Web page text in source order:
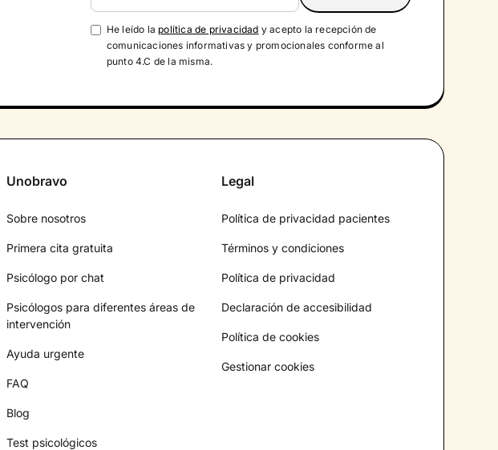
He leído la política de privacidad y acepto la recepción de
comunicaciones informativas y promocionales conforme al
punto 4.C de la misma.
Unobravo
Sobre nosotros
Primera cita gratuita
Psicólogo por chat
Psicólogos para diferentes áreas de
intervención
Ayuda urgente
FAQ
Blog
Test psicológicos
Legal
Política de privacidad pacientes
Términos y condiciones
Política de privacidad
Declaración de accesibilidad
Política de cookies
Gestionar cookies